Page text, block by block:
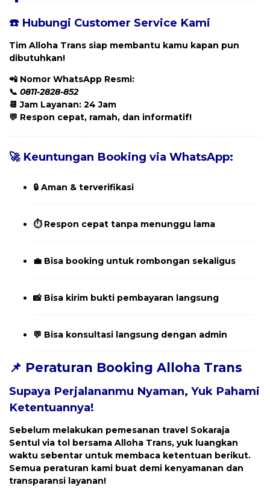
☎️ Hubungi Customer Service Kami
Tim Alloha Trans siap membantu kamu kapan pun
dibutuhkan!
📲 Nomor WhatsApp Resmi:
📞 0811-2828-852
📆 Jam Layanan: 24 Jam
💬 Respon cepat, ramah, dan informatif!
🚀 Keuntungan Booking via WhatsApp:
🔒 Aman & terverifikasi
⏱️ Respon cepat tanpa menunggu lama
💼 Bisa booking untuk rombongan sekaligus
📸 Bisa kirim bukti pembayaran langsung
💬 Bisa konsultasi langsung dengan admin
📌 Peraturan Booking Alloha Trans
Supaya Perjalananmu Nyaman, Yuk Pahami
Ketentuannya!
Sebelum melakukan pemesanan travel Sokaraja
Sentul via tol bersama Alloha Trans, yuk luangkan
waktu sebentar untuk membaca ketentuan berikut.
Semua peraturan kami buat demi kenyamanan dan
transparansi layanan!